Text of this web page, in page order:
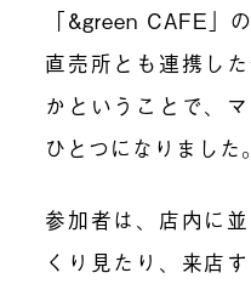
「&green CAFE」
直売所とも連携し
かということで、
ひとつになりました。
参加者は、店内に
くり見たり、来店